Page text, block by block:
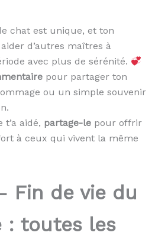
chat est unique, et ton
d’autres maîtres à
avec plus de sérénité.
pour partager ton
ou un simple souvenir
aidé, partage-le pour offrir
à ceux qui vivent la même
Fin de vie du
: toutes les